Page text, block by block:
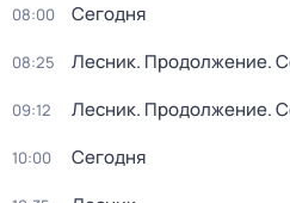
08:00 Сегодня
08:25 Лесник. Продолжение.
09:12 Лесник. Продолжение.
10:00 Сегодня